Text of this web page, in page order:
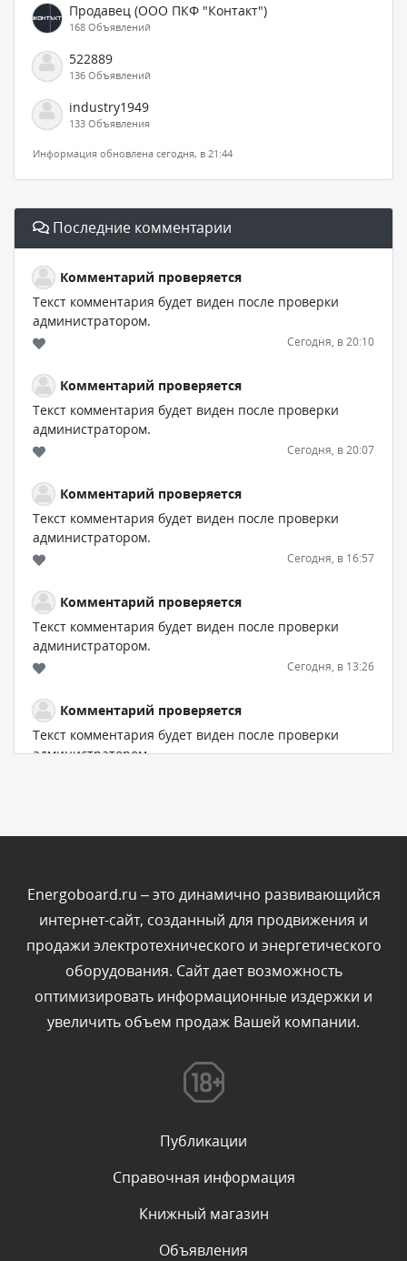
Продавец (ООО ПКФ "Контакт")
168 Объявлений
522889
136 Объявлений
industry1949
133 Объявления
Информация обновлена сегодня, в 21:44
Последние комментарии
Комментарий проверяется
Текст комментария будет виден после проверки
администратором.
Сегодня, в 20:10
Комментарий проверяется
Текст комментария будет виден после проверки
администратором.
Сегодня, в 20:07
Комментарий проверяется
Текст комментария будет виден после проверки
администратором.
Сегодня, в 16:57
Комментарий проверяется
Текст комментария будет виден после проверки
администратором.
Сегодня, в 13:26
Комментарий проверяется
Текст комментария будет виден после проверки
администратором.
Комментарий проверяется
Текст комментария будет виден после проверки
администратором.
Сегодня, в 12:19
Комментарий проверяется
Текст комментария будет виден после проверки
Комментарий проверяется
Текст комментария будет виден после проверки
администратором.
Комментарий проверяется
Energoboard.ru – это динамично развивающийся
интернет-сайт, созданный для продвижения и
продажи электротехнического и энергетического
оборудования. Сайт дает возможность
оптимизировать информационные издержки и
увеличить объем продаж Вашей компании.
Публикации
Справочная информация
Книжный магазин
Объявления